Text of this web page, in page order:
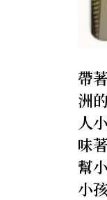
帶
洲
人
味
幫
小